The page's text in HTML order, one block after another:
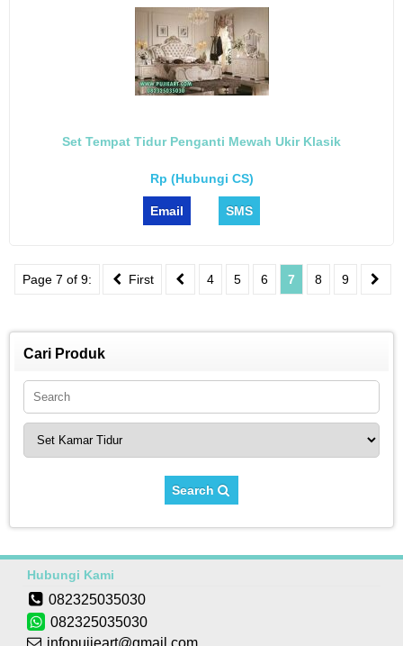
Set Tempat Tidur Penganti Mewah Ukir Klasik
Rp (Hubungi CS)
Email SMS
Page 7 of 9: First 4 5 6 7 8 9
Cari Produk
Search
Hubungi Kami
082325035030
082325035030